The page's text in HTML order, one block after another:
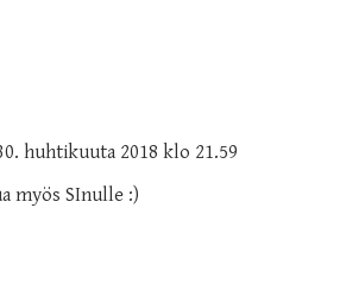
huhtikuuta 2018 klo 21.59
myös SInulle :)